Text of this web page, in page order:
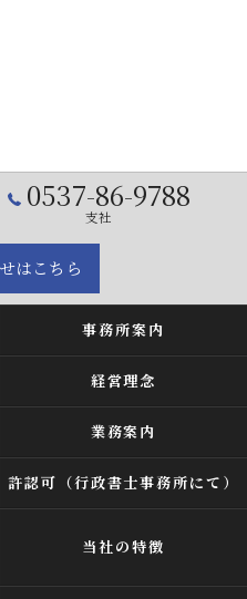
0537-86-9788
支社
はこちら
事務所案内
経営理念
業務案内
許認可（行政書士事務所にて）
当社の特徴